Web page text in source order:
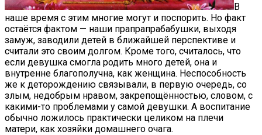
В
наше время с этим многие могут и поспорить. Но факт
остаётся фактом — наши прапрапрабабушки, выходя
замуж, заводили детей в ближайшей перспективе и
считали это своим долгом. Кроме того, считалось, что
если девушка смогла родить много детей, она и
внутренне благополучна, как женщина. Неспособность
же к деторождению связывали, в первую очередь, со
злым, недобрым нравом, закрепощённостью, словом, с
какими-то проблемами у самой девушки. А воспитание
обычно ложилось практически целиком на плечи
матери, как хозяйки домашнего очага.